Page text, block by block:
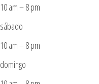
10 am – 8 pm
sábado
10 am – 8 pm
domingo